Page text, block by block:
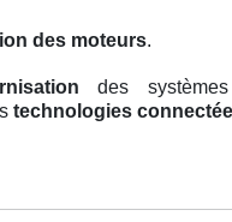
des moteurs.
des
technologies